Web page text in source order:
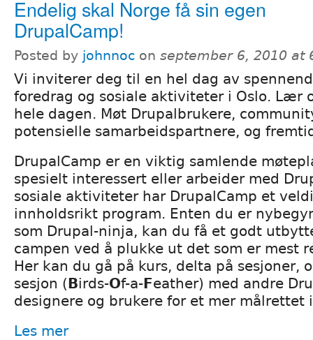
Endelig skal Norge få sin egen
DrupalCamp!
Posted by johnnoc on september 6, 2010 at
Vi inviterer deg til en hel dag av
foredrag og sosiale aktiviteter i Oslo. Lær
hele dagen. Møt Drupalbrukere,
potensielle samarbeidspartnere, og
DrupalCamp er en viktig samlende
spesielt interessert eller arbeider med
sosiale aktiviteter har DrupalCamp et
innholdsrikt program. Enten du er
som Drupal-ninja, kan du få et godt
campen ved å plukke ut det som er mest
Her kan du gå på kurs, delta på sesjoner,
sesjon (Birds-Of-a-Feather) med andre
designere og brukere for et mer målrettet
Les mer